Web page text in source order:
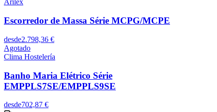
Arilex
Escorredor de Massa Série MCPG/MCPE
desde2.798,36 €
Agotado
Clima Hostelería
Banho Maria Elétrico Série
EMPPLS7SE/EMPPLS9SE
desde702,87 €